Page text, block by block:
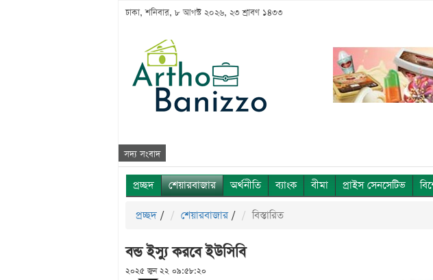
ঢাকা, শনিবার, ৮ আগস্ট ২০২৬, ২৩ শ্রাবণ ১৪৩৩
সদ্য সংবাদ
প্রচ্ছদ শেয়ারবাজার অর্থনীতি ব্যাংক বীমা প্রাইস সেনসেটিভ
প্রচ্ছদ / শেয়ারবাজার / বিস্তারিত
বন্ড ইস্যু করবে ইউসিবি
২০২৫ জুন ২২ ০৯:৫৮:২০